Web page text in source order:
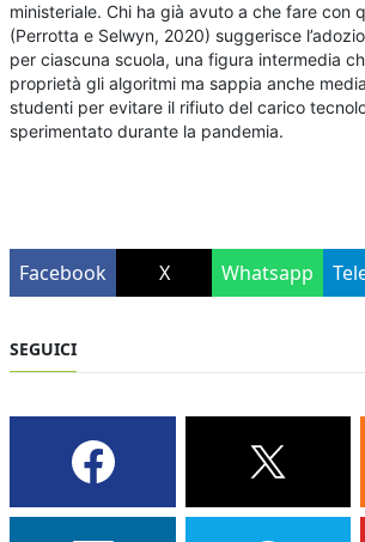
ministeriale. Chi ha già avuto a che fare con
(Perrotta e Selwyn, 2020) suggerisce
per ciascuna scuola, una figura intermedia
proprietà gli algoritmi ma sappia anche
studenti per evitare il rifiuto del carico
sperimentato durante la pandemia.
Facebook X Whatsapp
SEGUICI